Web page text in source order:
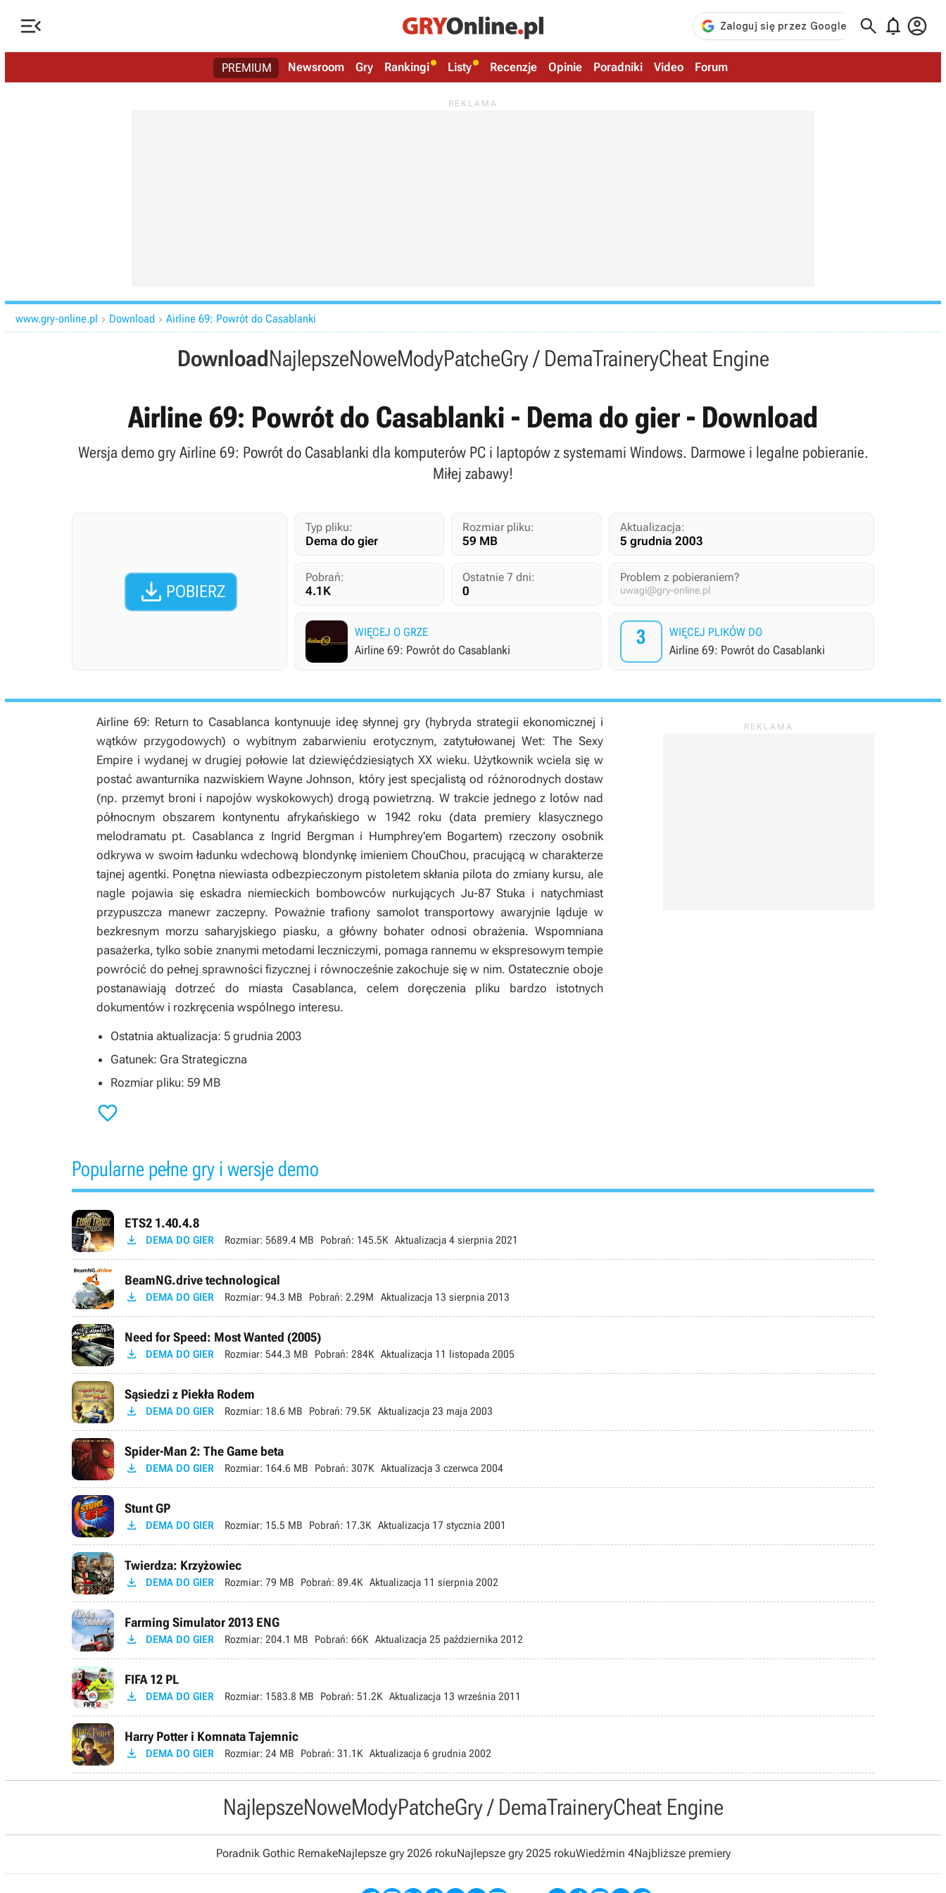
   
PREMIUM Newsroom Gry Rankingi Listy Recenzje Opinie Poradniki Video Forum
www.gry-online.pl  Download  Airline 69: Powrót do Casablanki
DownloadNajlepszeNoweModyPatcheGry / DemaTraineryCheat Engine
Airline 69: Powrót do Casablanki - Dema do gier - Download
Wersja demo gry Airline 69: Powrót do Casablanki dla komputerów PC i laptopów z systemami Windows. Darmowe i legalne pobieranie.
Miłej zabawy!
 POBIERZ
Typ pliku:
Dema do gier
Rozmiar pliku:
59 MB
Aktualizacja:
5 grudnia 2003
Pobrań:
4.1K
Ostatnie 7 dni:
0
Problem z pobieraniem?
uwagi@gry-online.pl
WIĘCEJ O GRZE
Airline 69: Powrót do Casablanki
3 WIĘCEJ PLIKÓW DO
Airline 69: Powrót do Casablanki
Airline 69: Return to Casablanca kontynuuje ideę słynnej gry (hybryda strategii ekonomicznej i
wątków przygodowych) o wybitnym zabarwieniu erotycznym, zatytułowanej Wet: The Sexy
Empire i wydanej w drugiej połowie lat dziewięćdziesiątych XX wieku. Użytkownik wciela się w
postać awanturnika nazwiskiem Wayne Johnson, który jest specjalistą od różnorodnych dostaw
(np. przemyt broni i napojów wyskokowych) drogą powietrzną. W trakcie jednego z lotów nad
północnym obszarem kontynentu afrykańskiego w 1942 roku (data premiery klasycznego
melodramatu pt. Casablanca z Ingrid Bergman i Humphrey'em Bogartem) rzeczony osobnik
odkrywa w swoim ładunku wdechową blondynkę imieniem ChouChou, pracującą w charakterze
tajnej agentki. Ponętna niewiasta odbezpieczonym pistoletem skłania pilota do zmiany kursu, ale
nagle pojawia się eskadra niemieckich bombowców nurkujących Ju-87 Stuka i natychmiast
przypuszcza manewr zaczepny. Poważnie trafiony samolot transportowy awaryjnie ląduje w
bezkresnym morzu saharyjskiego piasku, a główny bohater odnosi obrażenia. Wspomniana
pasażerka, tylko sobie znanymi metodami leczniczymi, pomaga rannemu w ekspresowym tempie
powrócić do pełnej sprawności fizycznej i równocześnie zakochuje się w nim. Ostatecznie oboje
postanawiają dotrzeć do miasta Casablanca, celem doręczenia pliku bardzo istotnych
dokumentów i rozkręcenia wspólnego interesu.
Ostatnia aktualizacja: 5 grudnia 2003
Gatunek: Gra Strategiczna
Rozmiar pliku: 59 MB

Popularne pełne gry i wersje demo
ETS2 1.40.4.8
 DEMA DO GIER Rozmiar: 5689.4 MB Pobrań: 145.5K Aktualizacja 4 sierpnia 2021
BeamNG.drive technological
 DEMA DO GIER Rozmiar: 94.3 MB Pobrań: 2.29M Aktualizacja 13 sierpnia 2013
Need for Speed: Most Wanted (2005)
 DEMA DO GIER Rozmiar: 544.3 MB Pobrań: 284K Aktualizacja 11 listopada 2005
Sąsiedzi z Piekła Rodem
 DEMA DO GIER Rozmiar: 18.6 MB Pobrań: 79.5K Aktualizacja 23 maja 2003
Spider-Man 2: The Game beta
 DEMA DO GIER Rozmiar: 164.6 MB Pobrań: 307K Aktualizacja 3 czerwca 2004
Stunt GP
 DEMA DO GIER Rozmiar: 15.5 MB Pobrań: 17.3K Aktualizacja 17 stycznia 2001
Twierdza: Krzyżowiec
 DEMA DO GIER Rozmiar: 79 MB Pobrań: 89.4K Aktualizacja 11 sierpnia 2002
Farming Simulator 2013 ENG
 DEMA DO GIER Rozmiar: 204.1 MB Pobrań: 66K Aktualizacja 25 października 2012
FIFA 12 PL
 DEMA DO GIER Rozmiar: 1583.8 MB Pobrań: 51.2K Aktualizacja 13 września 2011
Harry Potter i Komnata Tajemnic
 DEMA DO GIER Rozmiar: 24 MB Pobrań: 31.1K Aktualizacja 6 grudnia 2002
NajlepszeNoweModyPatcheGry / DemaTraineryCheat Engine
Poradnik Gothic RemakeNajlepsze gry 2026 rokuNajlepsze gry 2025 rokuWiedźmin 4Najbliższe premiery